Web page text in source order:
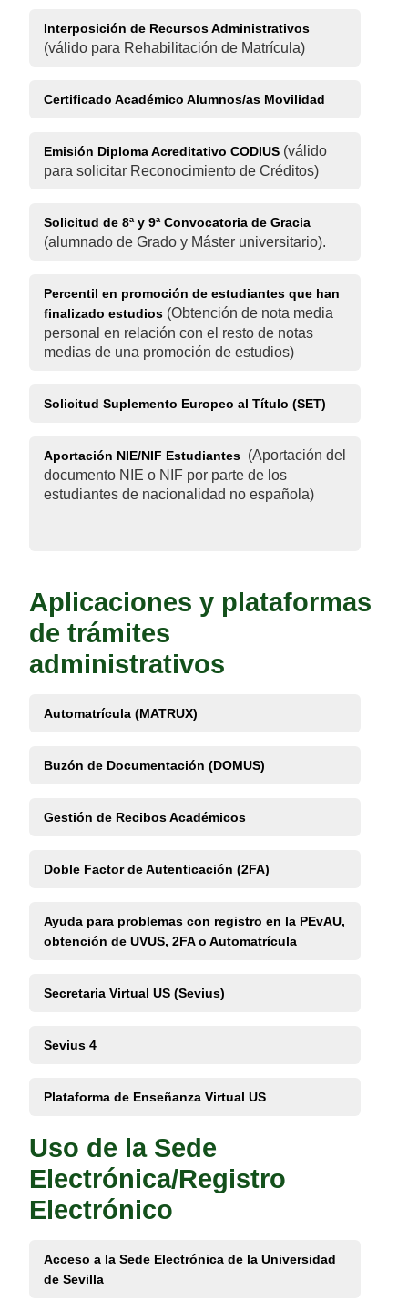
Interposición de Recursos Administrativos
(válido para Rehabilitación de Matrícula)
Certificado Académico Alumnos/as Movilidad
Emisión Diploma Acreditativo CODIUS (válido
para solicitar Reconocimiento de Créditos)
Solicitud de 8ª y 9ª Convocatoria de Gracia
(alumnado de Grado y Máster universitario).
Percentil en promoción de estudiantes que han
finalizado estudios (Obtención de nota media
personal en relación con el resto de notas
medias de una promoción de estudios)
Solicitud Suplemento Europeo al Título (SET)
Aportación NIE/NIF Estudiantes (Aportación del
documento NIE o NIF por parte de los
estudiantes de nacionalidad no española)
Aplicaciones y plataformas
de trámites
administrativos
Automatrícula (MATRUX)
Buzón de Documentación (DOMUS)
Gestión de Recibos Académicos
Doble Factor de Autenticación (2FA)
Ayuda para problemas con registro en la PEvAU,
obtención de UVUS, 2FA o Automatrícula
Secretaria Virtual US (Sevius)
Sevius 4
Plataforma de Enseñanza Virtual US
Uso de la Sede
Electrónica/Registro
Electrónico
Acceso a la Sede Electrónica de la Universidad
de Sevilla